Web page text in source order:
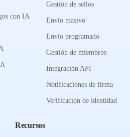
con IA
Gestión de sellos
Envío masivo
Envío programado
Gestión de miembros
Integración API
Notificaciones de firma
Verificación de identidad
Recursos